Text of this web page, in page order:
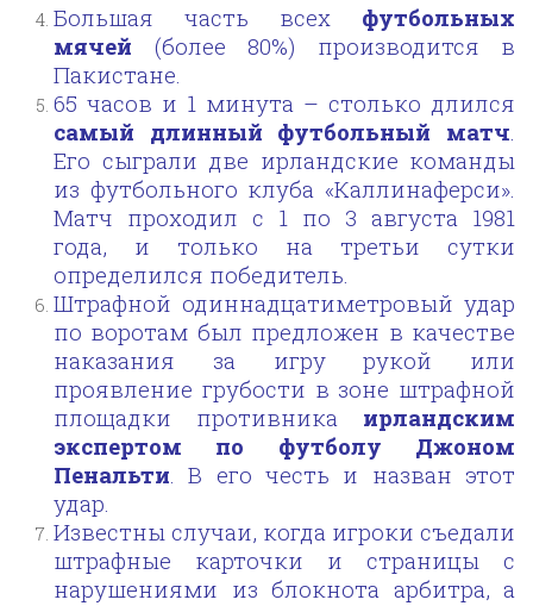
Большая часть всех футбольных
мячей (более 80%) производится в
Пакистане.
65 часов и 1 минута – столько длился
самый длинный футбольный матч
Его сыграли две ирландские команды
из футбольного клуба «Каллинаферси».
Матч проходил с 1 по 3 августа 1981
года, и только на третьи сутки
определился победитель.
Штрафной одиннадцатиметровый удар
по воротам был предложен в качестве
наказания за игру рукой или
проявление грубости в зоне штрафной
площадки противника ирландским
экспертом по футболу Джоном
Пенальти . В его честь и назван этот
удар.
Известны случаи, когда игроки съедали
штрафные карточки и страницы с
нарушениями из блокнота арбитра, а